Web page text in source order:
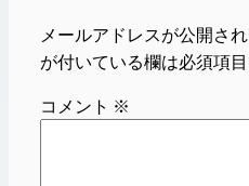
メールアドレスが公開さ
が付いている欄は必須項
コメント ※